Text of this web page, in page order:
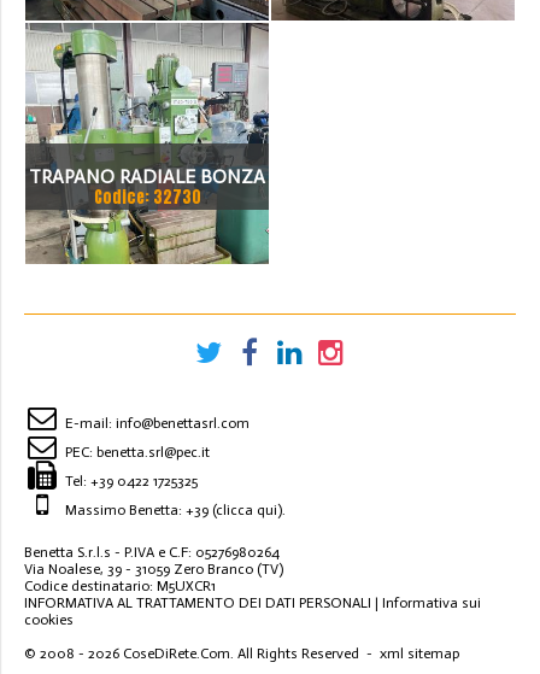
TRAPANO RADIALE BONZA
CE
Codice: 32730
E-mail: info@benettasrl.com
PEC: benetta.srl@pec.it
Tel: +39 0422 1725325
Massimo Benetta: +39 (clicca qui).
Benetta S.r.l.s - P.IVA e C.F: 05276980264
Via Noalese, 39 - 31059 Zero Branco (TV)
Codice destinatario: M5UXCR1
INFORMATIVA AL TRATTAMENTO DEI DATI PERSONALI | Informativa sui
cookies
© 2008 - 2026 CoseDiRete.Com. All Rights Reserved - xml sitemap